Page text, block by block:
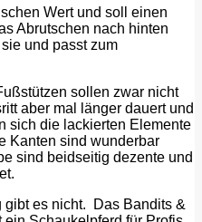
Wert und soll einen
Abrutschen nach hinten
und passt zum
sollen zwar nicht
aber mal länger dauert und
sich die lackierten Elemente
Kanten sind wunderbar
sind beidseitig dezente und
gibt es nicht. Das Bandits &